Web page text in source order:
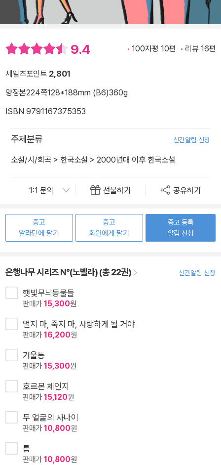
9.4 100자평 10편 리뷰 16편
세일즈포인트 2,801
양장본224쪽128*188mm (B6)360g
ISBN 9791167375353
주제분류 신간알림 신청
소설/시/희곡 > 한국소설 > 2000년대 이후 한국소설
선물하기 공유하기
중고
알라딘에 팔기
중고
회원에게 팔기
중고 등록
알림 신청
은행나무 시리즈 N°(노벨라) (총 22권) 신간알림 신청
햇빛무늬동물들
판매가15,300원
얼지 마, 죽지 마, 사랑하게 될 거야
판매가16,200원
겨울통
판매가15,300원
호르몬 체인지
판매가15,120원
두 얼굴의 사나이
판매가10,800원
틈
판매가10,800원